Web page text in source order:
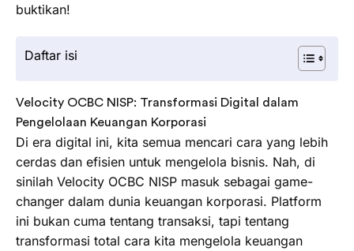
buktikan!
Daftar isi
Velocity OCBC NISP: Transformasi Digital dalam
Pengelolaan Keuangan Korporasi
Di era digital ini, kita semua mencari cara yang lebih
cerdas dan efisien untuk mengelola bisnis. Nah, di
sinilah Velocity OCBC NISP masuk sebagai game-
changer dalam dunia keuangan korporasi. Platform
ini bukan cuma tentang transaksi, tapi tentang
transformasi total cara kita mengelola keuangan